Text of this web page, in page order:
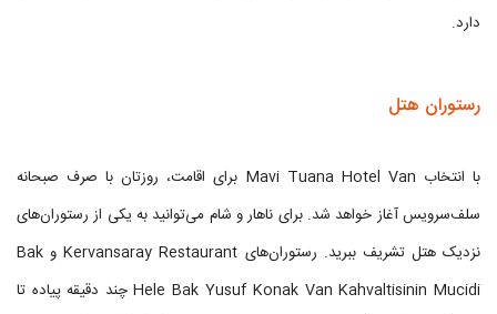
دارد.
رستوران هتل
با انتخاب Mavi Tuana Hotel Van برای اقامت، روزتان با صرف صبحانه
سلف‌سرویس آغاز خواهد شد. برای ناهار و شام می‌توانید به یکی از رستوران‌های
نزدیک هتل تشریف ببرید. رستوران‌های Kervansaray Restaurant و Bak
Hele Bak Yusuf Konak Van Kahvaltisinin Mucidi چند دقیقه پیاده تا